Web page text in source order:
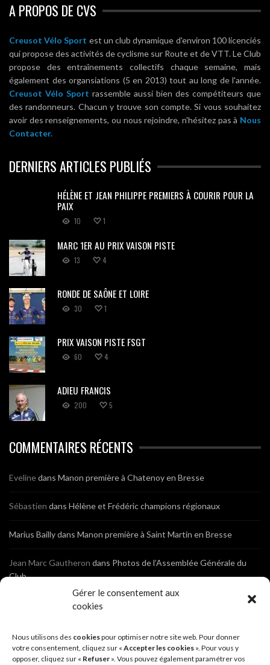
Gérer le consentement aux
cookies
Nous utilisons des cookiespour optimiser notre site web. Pour donner
votre consentement, cliquez sur « Accepter les cookies ». Pour vous y
opposer, cliquez sur « Refuser ». Vous pouvez également paramétrer vos
A PROPOS DE CVS
Creusot Vélo Sport est un club dynamique d'environ 100 licenciés
qui propose des activités de cyclisme sur Route et de VTT. Le Club
propose des entraînements collectifs chaque semaine, mais
également des organsiations (5 en 2013) tout au long de l'année.
Creusot Vélo Sport rassemble aussi bien des compétiteurs que
des randonneurs. Chacun y trouve son compte. Si vous souhaitez
avoir des renseignements, ou nous rejoindre, n'hésitez pas à Nous
Contacter.
DERNIERS ARTICLES PUBLIÉS
HÉLÈNE ET JEAN PHILIPPE PREMIERS À COURIR POUR LA
PAIX
10 1
MARC 1ER AU PRIX VAISON PISTE
13 4
RONDE DE SAÔNE ET LOIRE
30 1
PRIX VAISON PISTE FSGT
60 4
ADIEU FRANCIS
200 5
COMMENTAIRES RÉCENTS
Evelinedans Manon première à Chatenoy en Bresse
Sébastien dans Hélène et Frédéric champions régionaux
Marius Baillydans Manon première à Saint Martin en Bresse
Jean Marc Gautheron dans Photos de l’Assemblée Générale du
Club
Photos de l’Assemblée Générale du Club
Sébastien dans Cyclocross de Brochon (21)
Breniauxdans Cyclocross de Brochon (21)